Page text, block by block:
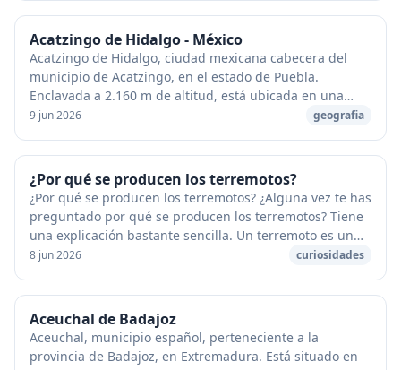
Acatzingo de Hidalgo - México
Acatzingo de Hidalgo, ciudad mexicana cabecera del
municipio de Acatzingo, en el estado de Puebla.
Enclavada a 2.160 m de altitud, está ubicada en una
zona de llanuras al norte de la región de Valsequ...
9 jun 2026 geografia
¿Por qué se producen los terremotos?
¿Por qué se producen los terremotos? ¿Alguna vez te has
preguntado por qué se producen los terremotos? Tiene
una explicación bastante sencilla. Un terremoto es un
temblor de la tierra bajo nuestros pi...
8 jun 2026 curiosidades
Aceuchal de Badajoz
Aceuchal, municipio español, perteneciente a la
provincia de Badajoz, en Extremadura. Está situado en